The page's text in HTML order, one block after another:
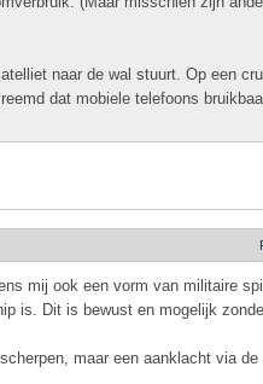
naar de wal stuurt. Op een
dat mobiele telefoons
mij ook een vorm van militaire
is. Dit is bewust en mogelijk
maar een aanklacht via